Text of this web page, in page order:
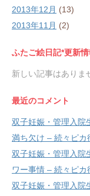
2013年12月 (13)
2013年11月 (2)
ふたご絵日記*更新情
新しい記事はありま
最近のコメント
双子妊娠・管理入院
満ち欠け – 続々ピ
双子妊娠・管理入院
ワー事情 – 続々ピ
双子妊娠・管理入院